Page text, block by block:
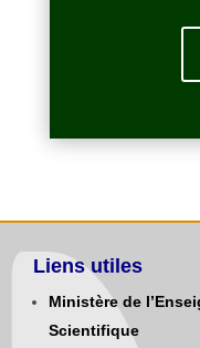
Liens utiles
Ministère de
Scientifique